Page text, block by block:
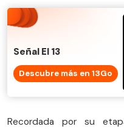
Señal El 13
Descubre más en 13Go
Recordada por su